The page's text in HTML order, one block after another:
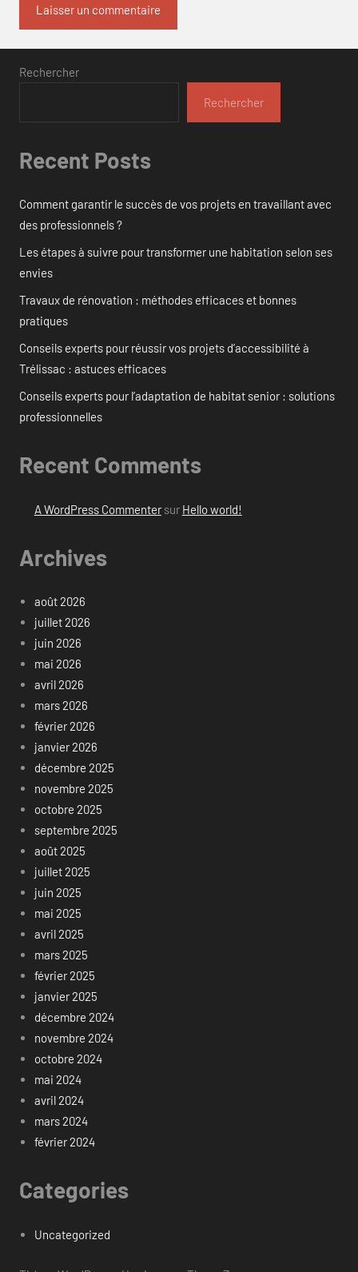
Rechercher
Rechercher
Recent Posts
Comment garantir le succès de vos projets en travaillant avec
des professionnels ?
Les étapes à suivre pour transformer une habitation selon ses
envies
Travaux de rénovation : méthodes efficaces et bonnes
pratiques
Conseils experts pour réussir vos projets d’accessibilité à
Trélissac : astuces efficaces
Conseils experts pour l’adaptation de habitat senior : solutions
professionnelles
Recent Comments
A WordPress Commentersur Hello world!
Archives
août 2026
juillet 2026
juin 2026
mai 2026
avril 2026
mars 2026
février 2026
janvier 2026
décembre 2025
novembre 2025
octobre 2025
septembre 2025
août 2025
juillet 2025
juin 2025
mai 2025
avril 2025
mars 2025
février 2025
janvier 2025
décembre 2024
novembre 2024
octobre 2024
mai 2024
avril 2024
mars 2024
février 2024
Categories
Uncategorized